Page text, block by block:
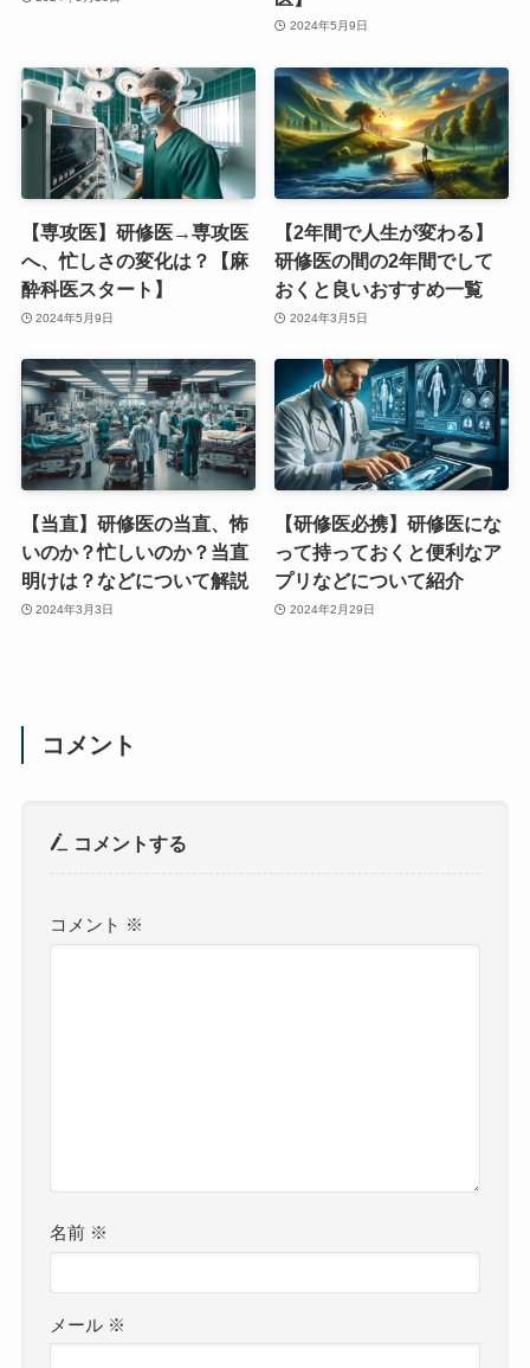
2024年5月9日
【専攻医】研修医→専攻医
へ、忙しさの変化は？【麻
酔科医スタート】
2024年5月9日
【2年間で人生が変わる】
研修医の間の2年間でして
おくと良いおすすめ一覧
2024年3月5日
【当直】研修医の当直、怖
いのか？忙しいのか？当直
明けは？などについて解説
2024年3月3日
【研修医必携】研修医にな
って持っておくと便利なア
プリなどについて紹介
2024年2月29日
コメント
コメントする
コメント ※
名前 ※
メール ※